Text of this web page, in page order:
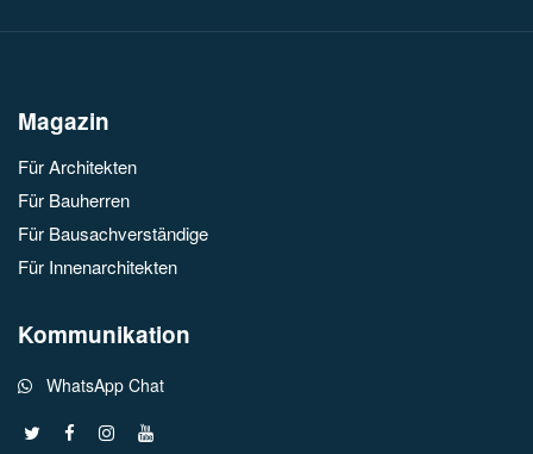
Magazin
Für Architekten
Für Bauherren
Für Bausachverständige
Für Innenarchitekten
Kommunikation
WhatsApp Chat